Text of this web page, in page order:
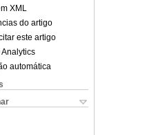
XML
do artigo
este artigo
Analytics
automática